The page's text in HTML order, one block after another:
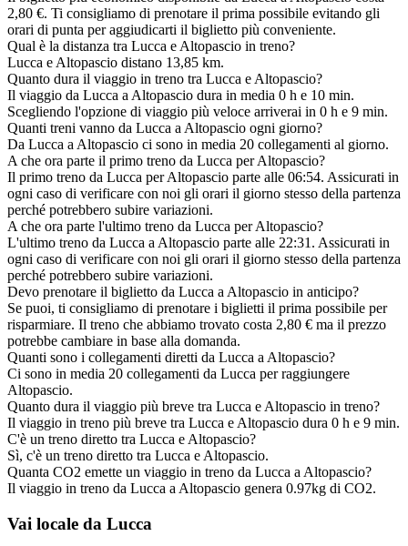
2,80 €. Ti consigliamo di prenotare il prima possibile evitando gli
orari di punta per aggiudicarti il biglietto più conveniente.
Qual è la distanza tra Lucca e Altopascio in treno?
Lucca e Altopascio distano 13,85 km.
Quanto dura il viaggio in treno tra Lucca e Altopascio?
Il viaggio da Lucca a Altopascio dura in media 0 h e 10 min.
Scegliendo l'opzione di viaggio più veloce arriverai in 0 h e 9 min.
Quanti treni vanno da Lucca a Altopascio ogni giorno?
Da Lucca a Altopascio ci sono in media 20 collegamenti al giorno.
A che ora parte il primo treno da Lucca per Altopascio?
Il primo treno da Lucca per Altopascio parte alle 06:54. Assicurati in
ogni caso di verificare con noi gli orari il giorno stesso della partenza
perché potrebbero subire variazioni.
A che ora parte l'ultimo treno da Lucca per Altopascio?
L'ultimo treno da Lucca a Altopascio parte alle 22:31. Assicurati in
ogni caso di verificare con noi gli orari il giorno stesso della partenza
perché potrebbero subire variazioni.
Devo prenotare il biglietto da Lucca a Altopascio in anticipo?
Se puoi, ti consigliamo di prenotare i biglietti il prima possibile per
risparmiare. Il treno che abbiamo trovato costa 2,80 € ma il prezzo
potrebbe cambiare in base alla domanda.
Quanti sono i collegamenti diretti da Lucca a Altopascio?
Ci sono in media 20 collegamenti da Lucca per raggiungere
Altopascio.
Quanto dura il viaggio più breve tra Lucca e Altopascio in treno?
Il viaggio in treno più breve tra Lucca e Altopascio dura 0 h e 9 min.
C'è un treno diretto tra Lucca e Altopascio?
Sì, c'è un treno diretto tra Lucca e Altopascio.
Quanta CO2 emette un viaggio in treno da Lucca a Altopascio?
Il viaggio in treno da Lucca a Altopascio genera 0.97kg di CO2.
Vai locale da Lucca